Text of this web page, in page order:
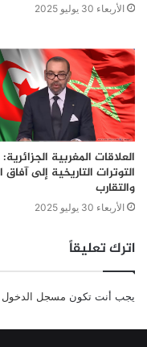
الأربعاء 30 يوليو 2025
العلاقات المغربية
التوترات التاريخية إلى آفاق
والتقارب
الأربعاء 30 يوليو 2025
اترك تعليقاً
يجب أنت تكون مسجل الدخول